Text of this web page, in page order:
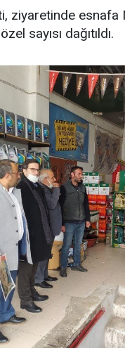
ziyaretinde esnafa
sayısı dağıtıldı.